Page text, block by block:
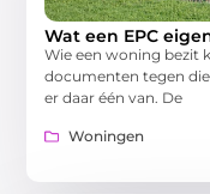
Wat een EPC
Wie een woning bezit
documenten tegen
er daar één van. De
Woningen